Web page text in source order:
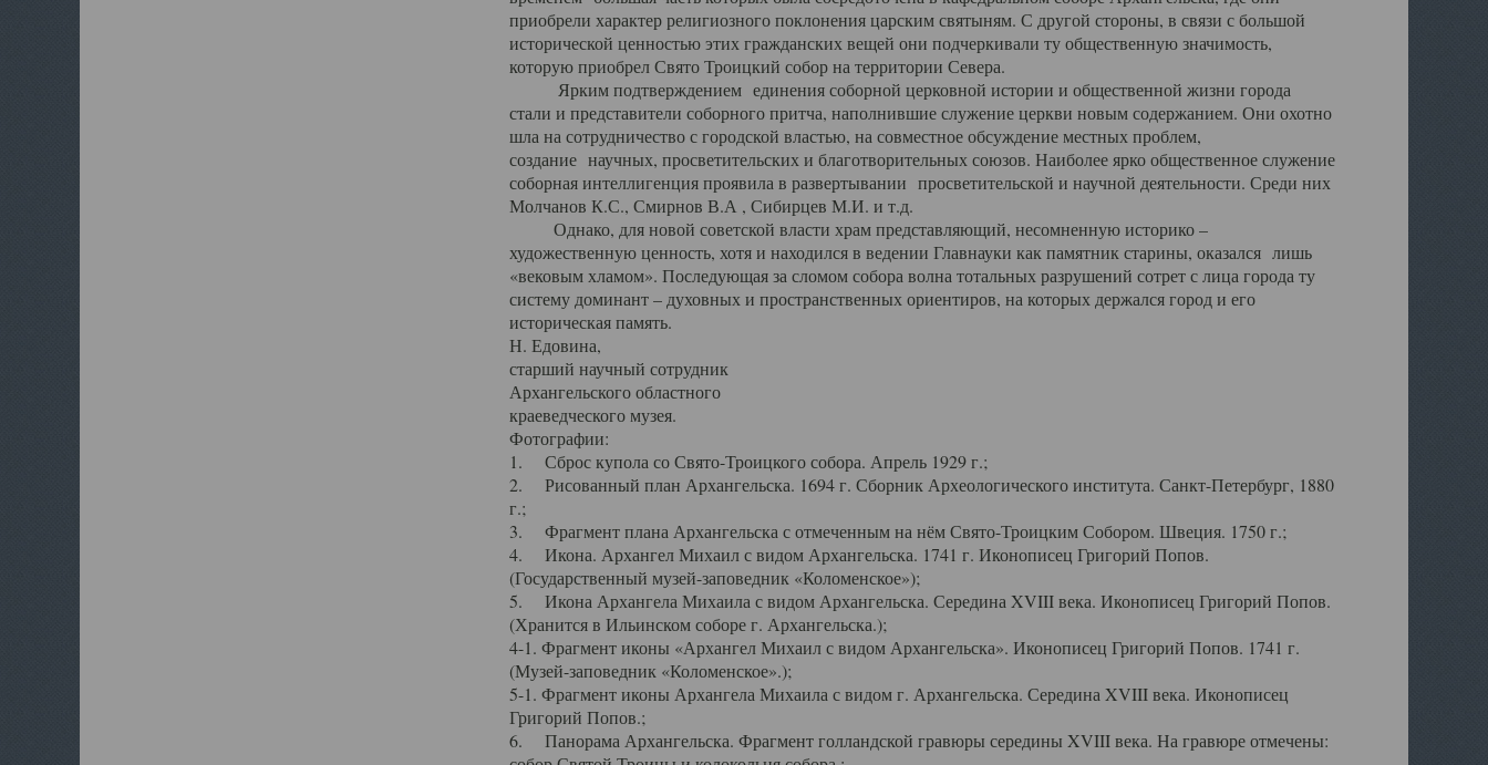
приобрели характер религиозного поклонения царским святыням. С другой стороны, в связи с большой
исторической ценностью этих гражданских вещей они подчеркивали ту общественную значимость,
которую приобрел Свято Троицкий собор на территории Севера.
Ярким подтверждением единения соборной церковной истории и общественной жизни города
стали и представители соборного притча, наполнившие служение церкви новым содержанием. Они охотно
шла на сотрудничество с городской властью, на совместное обсуждение местных проблем,
создание научных, просветительских и благотворительных союзов. Наиболее ярко общественное служение
соборная интеллигенция проявила в развертывании просветительской и научной деятельности. Среди них
Молчанов К.С., Смирнов В.А , Сибирцев М.И. и т.д.
Однако, для новой советской власти храм представляющий, несомненную историко –
художественную ценность, хотя и находился в ведении Главнауки как памятник старины, оказался лишь
«вековым хламом». Последующая за сломом собора волна тотальных разрушений сотрет с лица города ту
систему доминант – духовных и пространственных ориентиров, на которых держался город и его
историческая память.
Н. Едовина,
старший научный сотрудник
Архангельского областного
краеведческого музея.
Фотографии:
1. Сброс купола со Свято-Троицкого собора. Апрель 1929 г.;
2. Рисованный план Архангельска. 1694 г. Сборник Археологического института. Санкт-Петербург, 1880
г.;
3. Фрагмент плана Архангельска с отмеченным на нём Свято-Троицким Собором. Швеция. 1750 г.;
4. Икона. Архангел Михаил с видом Архангельска. 1741 г. Иконописец Григорий Попов.
(Государственный музей-заповедник «Коломенское»);
5. Икона Архангела Михаила с видом Архангельска. Середина XVIII века. Иконописец Григорий Попов.
(Хранится в Ильинском соборе г. Архангельска.);
4-1. Фрагмент иконы «Архангел Михаил с видом Архангельска». Иконописец Григорий Попов. 1741 г.
(Музей-заповедник «Коломенское».);
5-1. Фрагмент иконы Архангела Михаила с видом г. Архангельска. Середина XVIII века. Иконописец
Григорий Попов.;
6. Панорама Архангельска. Фрагмент голландской гравюры середины XVIII века. На гравюре отмечены: